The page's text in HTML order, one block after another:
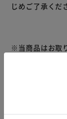
じめご了承くだ
※当商品はお取
また、商品が
ル又は注文内
予めご了承く
商品はアイリ